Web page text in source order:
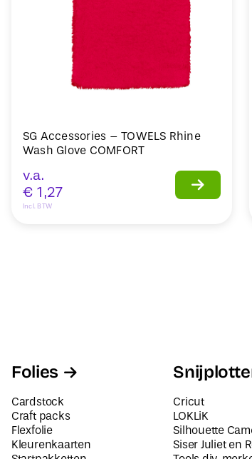
SG Accessories – TOWELS Rhine
Wash Glove COMFORT
v.a.
€ 1,27
Incl. BTW
Folies
Cardstock
Craft packs
Flexfolie
Kleurenkaarten
Cricut
LOKLiK
Silhouette
Siser Juliet en